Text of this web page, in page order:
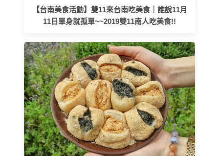
【台南美食活動】雙11來台南吃美食｜誰說11月
11日單身就孤單~~2019雙11南人吃美食!!